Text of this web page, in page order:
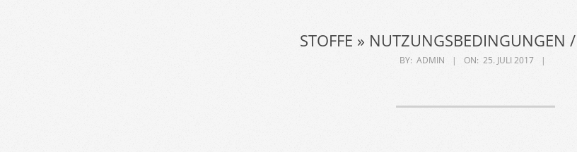
STOFFE » NUTZUNGSBEDINGUNGEN
BY: ADMIN ON: 25. JULI 2017